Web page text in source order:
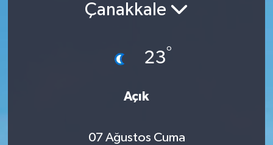
Çanakkale
23°
Açık
07 Ağustos Cuma